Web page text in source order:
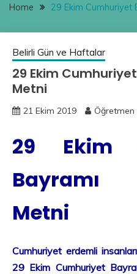
Home 29 Ekim Cumhuriyet
Belirli Gün ve Haftalar
29 Ekim
Metni
21 Ekim 2019 Öğretmen
29 Ekim
Metni
Cumhuriyet erdemli
29 Ekim Cumhuriyet